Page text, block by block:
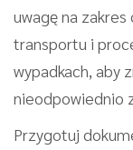
uwagę na
transportu i
wypadkach, aby
nieodpowiednio
Przygotuj